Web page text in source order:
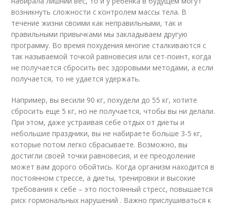
возникнуть сложности с контролем массы тела. В
течение жизни своими как неправильными, так и
правильными привычками мы закладываем другую
программу. Во время похудения многие сталкиваются с
так называемой точкой равновесия или сет-поинт, когда
не получается сбросить вес здоровыми методами, а если
получается, то не удается удержать.
Например, вы весили 90 кг, похудели до 55 кг, хотите
сбросить еще 5 кг, но не получается, чтобы вы ни делали.
При этом, даже устраивая себе отдых от диеты и
небольшие праздники, вы не набираете больше 3-5 кг,
которые потом легко сбрасываете. Возможно, вы
достигли своей точки равновесия, и ее преодоление
может вам дорого обойтись. Когда организм находится в
постоянном стрессе, а диеты, тренировки и высокие
требования к себе – это постоянный стресс, повышается
риск гормональных нарушений . Важно прислушиваться к